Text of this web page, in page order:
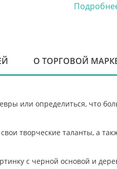
О ТОРГОВОЙ
или определиться, что
творческие таланты, а
с черной основой и